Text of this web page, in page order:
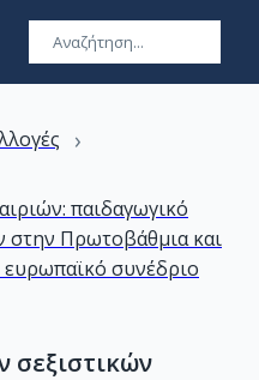
›
παιδαγωγικό
στην Πρωτοβάθμια και
συνέδριο
σεξιστικών